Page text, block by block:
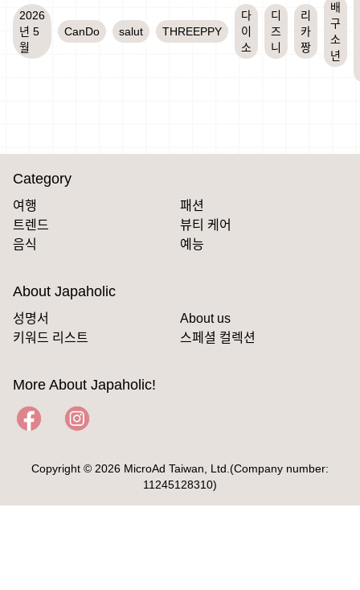
2026
년 5
월
CanDo salut THREEPPY
다
이
소
디
즈
니
리
카
짱
배
구
소
년
Category
여행
패션
트렌드
뷰티 케어
음식
예능
About Japaholic
성명서
About us
키워드 리스트
스페셜 컬렉션
More About Japaholic!
Copyright © 2026 MicroAd Taiwan, Ltd.(Company number:
11245128310)